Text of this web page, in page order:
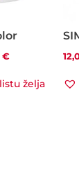
€Raspon
želja